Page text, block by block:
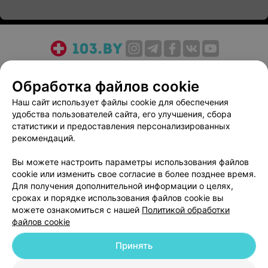
Медицинский маркетинг
Публичный договор
Пользовательское соглашение
Способы оплаты
Вакансии
Партнеры
Написать руководителю 103.by
Персональные настройки cookie
Обработка персональных данных
Обработка файлов cookie
Наш сайт использует файлы cookie для обеспечения
удобства пользователей сайта, его улучшения, сбора
статистики и предоставления персонализированных
рекомендаций.
Вы можете настроить параметры использования файлов
cookie или изменить свое согласие в более позднее время.
Для получения дополнительной информации о целях,
сроках и порядке использования файлов cookie вы
можете ознакомиться с нашей Политикой обработки
файлов cookie
Принять